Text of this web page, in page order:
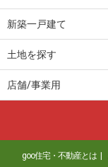
新築一戸建て
土地を探す
店舗/事業用
goo住宅・不動産とは